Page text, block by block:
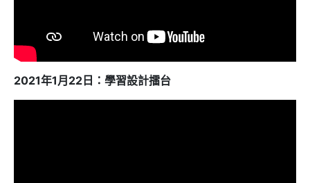
2021年1月22日：學習設計擂台